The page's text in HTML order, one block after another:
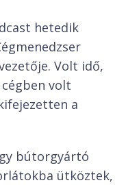
hetedik
Volt idő,
volt
a
bútorgyártó
ütköztek,